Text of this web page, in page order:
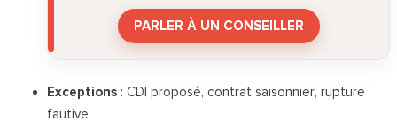
PARLER À UN CONSEILLER
Exceptions : CDI proposé, contrat saisonnier, rupture
fautive.